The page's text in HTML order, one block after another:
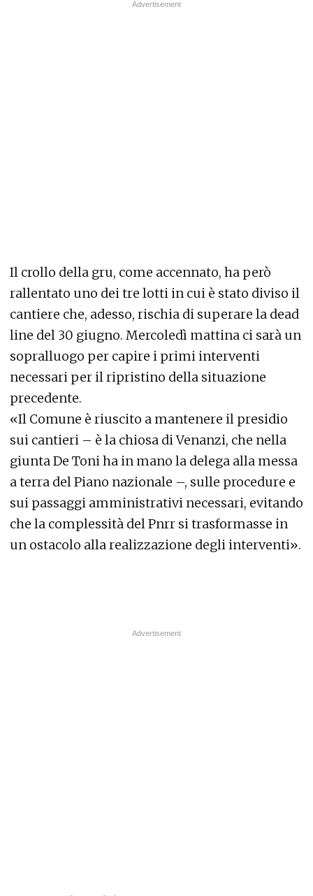
Il crollo della gru, come accennato, ha però
rallentato uno dei tre lotti in cui è stato diviso il
cantiere che, adesso, rischia di superare la dead
line del 30 giugno. Mercoledì mattina ci sarà un
sopralluogo per capire i primi interventi
necessari per il ripristino della situazione
precedente.
«Il Comune è riuscito a mantenere il presidio
sui cantieri – è la chiosa di Venanzi, che nella
giunta De Toni ha in mano la delega alla messa
a terra del Piano nazionale –, sulle procedure e
sui passaggi amministrativi necessari, evitando
che la complessità del Pnrr si trasformasse in
un ostacolo alla realizzazione degli interventi».